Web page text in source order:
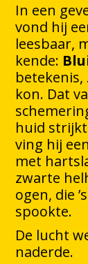
In een
vond hij
leesbaar,
kende:
kon. Dat
huid
ving hij
met
zwarte
ogen, die
spookte.
De lucht
naderde.